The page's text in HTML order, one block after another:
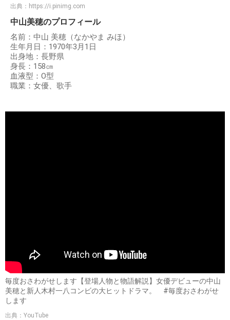
出典： https://i.pinimg.com
中山美穂のプロフィール
名前：中山 美穂（なかやま みほ）
生年月日：1970年3月1日
出身地：長野県
身長：158㎝
血液型：O型
職業：女優、歌手
毎度おさわがせします【登場人物と物語解説】女優デビューの中山
美穂と新人木村一八コンビの大ヒットドラマ。 #毎度おさわがせ
します
出典：YouTube